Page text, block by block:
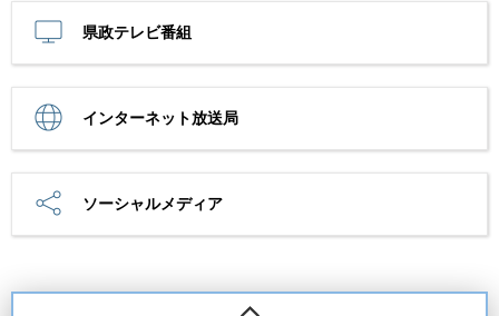
県政テレビ番組
インターネット放送局
ソーシャルメディア